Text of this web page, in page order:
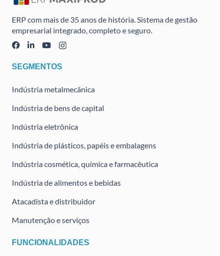
ERP com mais de 35 anos de história. Sistema de gestão
empresarial integrado, completo e seguro.
SEGMENTOS
Indústria metalmecânica
Indústria de bens de capital
Indústria eletrônica
Indústria de plásticos, papéis e embalagens
Indústria cosmética, química e farmacêutica
Indústria de alimentos e bebidas
Atacadista e distribuidor
Manutenção e serviços
FUNCIONALIDADES